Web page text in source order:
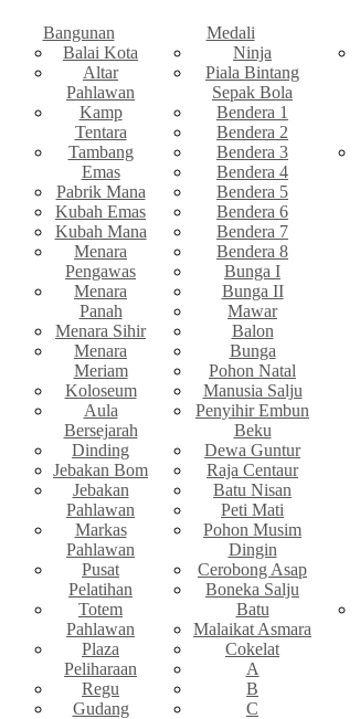
Bangunan
Balai Kota
Altar
Pahlawan
Kamp
Tentara
Tambang
Emas
Pabrik Mana
Kubah Emas
Kubah Mana
Menara
Pengawas
Menara
Panah
Menara Sihir
Menara
Meriam
Koloseum
Aula
Bersejarah
Dinding
Jebakan Bom
Jebakan
Pahlawan
Markas
Pahlawan
Pusat
Pelatihan
Totem
Pahlawan
Plaza
Peliharaan
Regu
Gudang
Medali
Ninja
Piala Bintang
Sepak Bola
Bendera 1
Bendera 2
Bendera 3
Bendera 4
Bendera 5
Bendera 6
Bendera 7
Bendera 8
Bunga I
Bunga II
Mawar
Balon
Bunga
Pohon Natal
Manusia Salju
Penyihir Embun
Beku
Dewa Guntur
Raja Centaur
Batu Nisan
Peti Mati
Pohon Musim
Dingin
Cerobong Asap
Boneka Salju
Batu
Malaikat Asmara
Cokelat
A
B
C